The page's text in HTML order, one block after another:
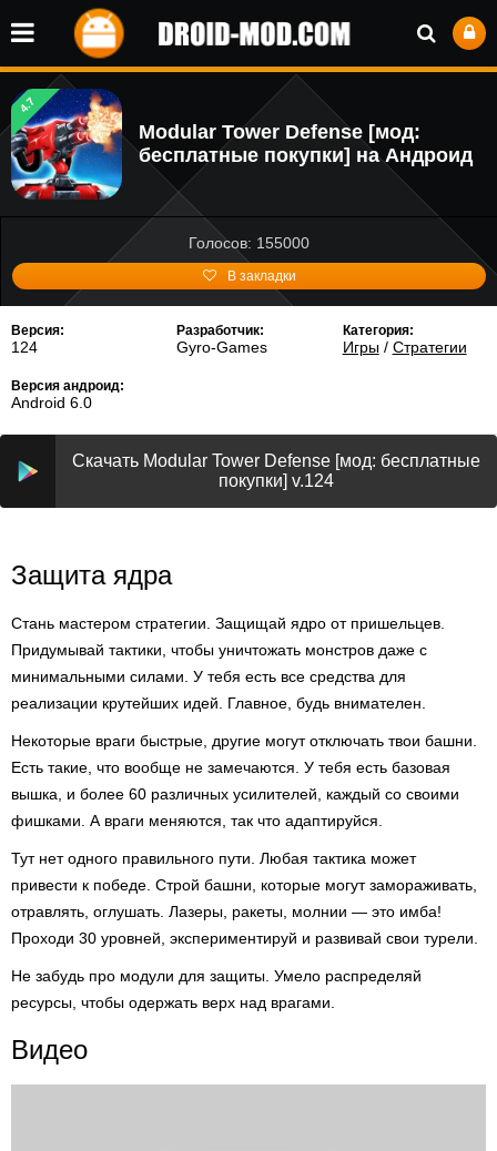
4.7
Modular Tower Defense [мод:
бесплатные покупки] на Андроид
Голосов: 155000
В закладки
Версия:
124
Разработчик:
Gyro-Games
Категория:
Игры/ Стратегии
Версия андроид:
Android 6.0
Скачать Modular Tower Defense [мод: бесплатные
покупки] v.124
Защита ядра
Стань мастером стратегии. Защищай ядро от пришельцев.
Придумывай тактики, чтобы уничтожать монстров даже с
минимальными силами. У тебя есть все средства для
реализации крутейших идей. Главное, будь внимателен.
Некоторые враги быстрые, другие могут отключать твои башни.
Есть такие, что вообще не замечаются. У тебя есть базовая
вышка, и более 60 различных усилителей, каждый со своими
фишками. А враги меняются, так что адаптируйся.
Тут нет одного правильного пути. Любая тактика может
привести к победе. Строй башни, которые могут замораживать,
отравлять, оглушать. Лазеры, ракеты, молнии — это имба!
Проходи 30 уровней, экспериментируй и развивай свои турели.
Не забудь про модули для защиты. Умело распределяй
ресурсы, чтобы одержать верх над врагами.
Видео